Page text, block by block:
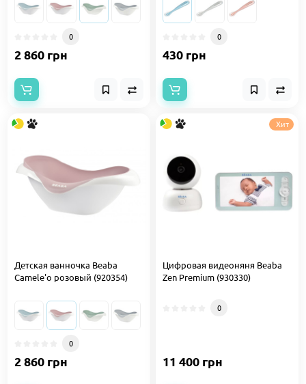
0
2 860 грн
0
430 грн
Детская ванночка Beaba
Camele'о розовый (920354)
0
2 860 грн
Хит
Цифровая видеоняня Beaba
Zen Premium (930330)
0
11 400 грн